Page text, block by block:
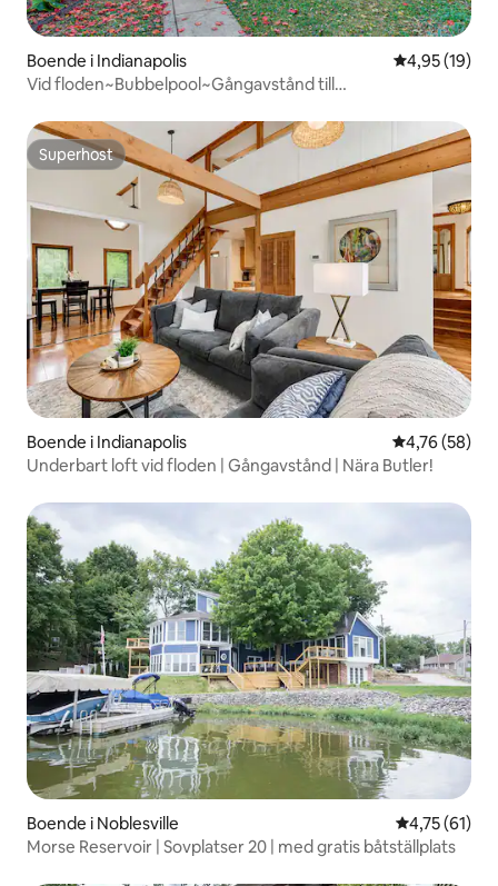
Boende i Indianapolis 4,95 av 5 i
4,95 (19)
Vid floden~Bubbelpool~Gångavstånd till
Superhost
Superhost
Boende i Indianapolis 4,76 av 5 i
4,76 (58)
Underbart loft vid floden | Gångavstånd | Nära Butler!
Boende i Noblesville 4,75 av 5 i
4,75 (61)
Morse Reservoir | Sovplatser 20 | med gratis båtställplats